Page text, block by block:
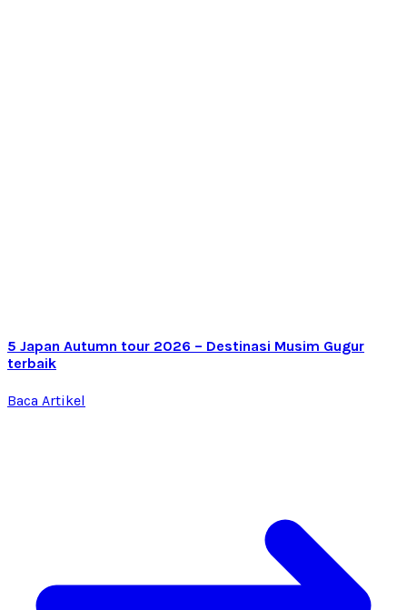
5 Japan Autumn tour 2026 – Destinasi Musim Gugur
terbaik
Baca Artikel